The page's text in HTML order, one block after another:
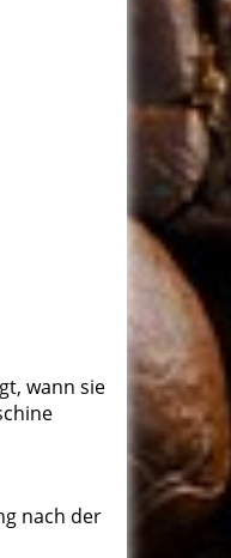
wann sie
nach der